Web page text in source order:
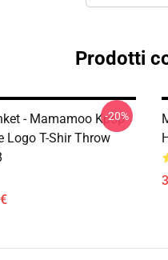
Prodotti
- Mamamoo Kpop
Logo T-Shir Throw
-20%